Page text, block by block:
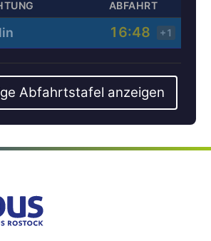
ABFAHRT
16:48 +1
Abfahrtstafel anzeigen